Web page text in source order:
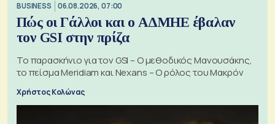
BUSINESS 06.08.2026, 07:00
Πώς οι Γάλλοι και ο ΑΔΜΗΕ έβαλαν
τον GSI στην πρίζα
Το παρασκήνιο για τον GSI – Ο μεθοδικός Μανουσάκης,
το πείσμα Meridiam και Nexans – Ο ρόλος του Μακρόν
Χρήστος Κολώνας